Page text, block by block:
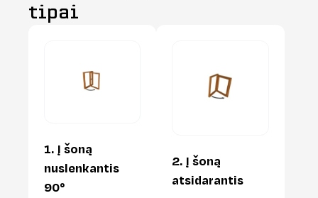
tipai
1. Į šoną
nuslenkantis
90°
2. Į šoną
atsidarantis